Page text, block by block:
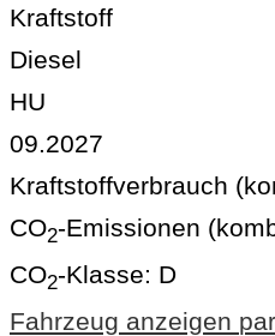
Kraftstoff
Diesel
HU
09.2027
Kraftstoffverbrauch
CO2-Emissionen
CO2-Klasse: D
Fahrzeug anzeigen